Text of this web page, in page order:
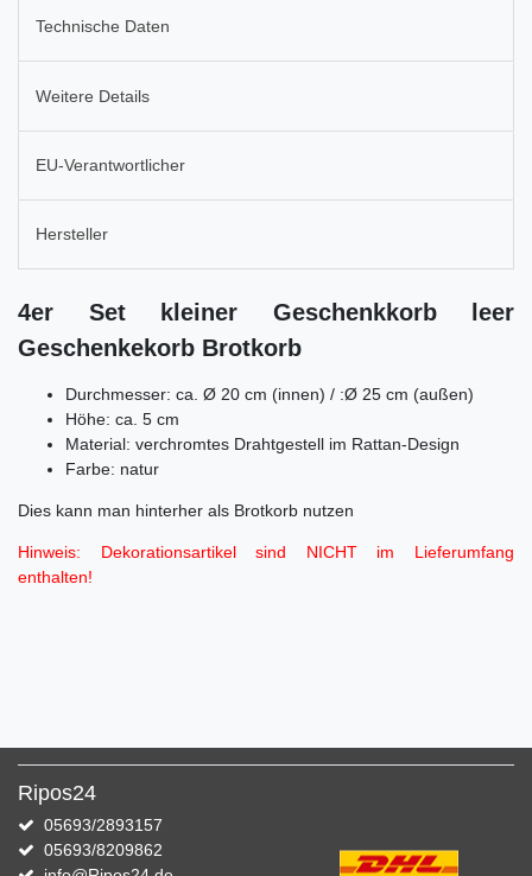
Technische Daten
Weitere Details
EU-Verantwortlicher
Hersteller
4er Set kleiner Geschenkkorb leer
Geschenkekorb Brotkorb
Durchmesser: ca. Ø 20 cm (innen) / :Ø 25 cm (außen)
Höhe: ca. 5 cm
Material: verchromtes Drahtgestell im Rattan-Design
Farbe: natur
Dies kann man hinterher als Brotkorb nutzen
Hinweis: Dekorationsartikel sind NICHT im Lieferumfang
enthalten!
Ripos24
05693/2893157
05693/8209862